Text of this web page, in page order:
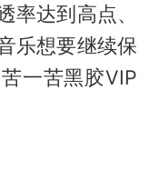
率达到高点、
乐想要继续保
一苦黑胶VIP